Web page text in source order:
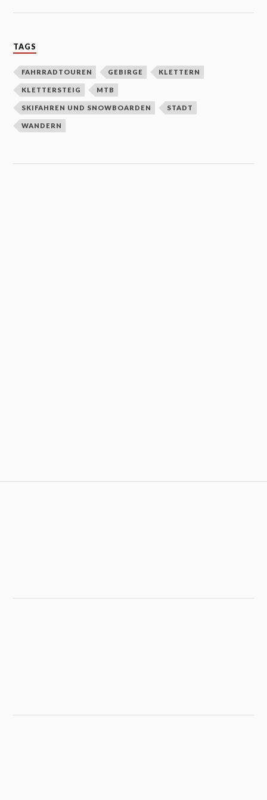
TAGS
FAHRRADTOUREN GEBIRGE KLETTERN
KLETTERSTEIG MTB
SKIFAHREN UND SNOWBOARDEN STADT
WANDERN